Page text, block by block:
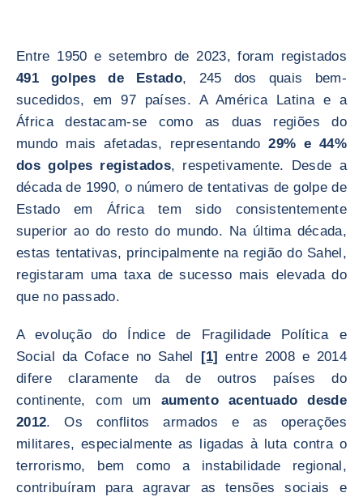
Entre 1950 e setembro de 2023, foram registados
491 golpes de Estado, 245 dos quais bem-
sucedidos, em 97 países. A América Latina e a
África destacam-se como as duas regiões do
mundo mais afetadas, representando29% e 44%
dos golpes registados, respetivamente. Desde a
década de 1990, o número de tentativas de golpe de
Estado em África tem sido consistentemente
superior ao do resto do mundo. Na última década,
estas tentativas, principalmente na região do Sahel,
registaram uma taxa de sucesso mais elevada do
que no passado.
A evolução do Índice de Fragilidade Política e
Social da Coface no Sahel [1] entre 2008 e 2014
difere claramente da de outros países do
continente, com um aumento acentuado desde
2012. Os conflitos armados e as operações
militares, especialmente as ligadas à luta contra o
terrorismo, bem como a instabilidade regional,
contribuíram para agravar as tensões sociais e